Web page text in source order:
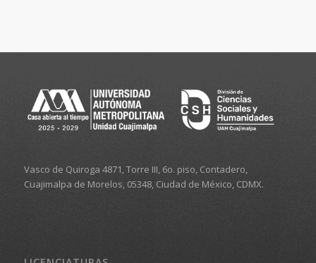
Vasco de Quiroga 4871, Torre III, 6o. piso, Contadero,
Cuajimalpa de Morelos, 05348, Ciudad de México, CDMX.